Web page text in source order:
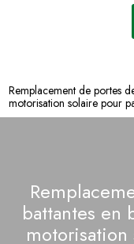
Remplacement de portes
motorisation solaire pour
battantes en
Panneau de gestion